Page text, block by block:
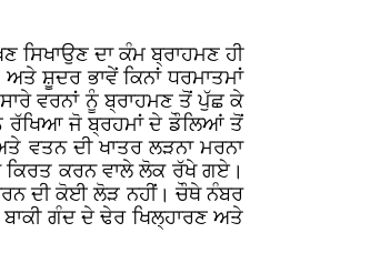
ਦਾ ਕੰਮ ਬ੍ਰਾਹਮਣ ਹੀ
ਸ਼ੂਦਰ ਭਾਵੇਂ ਕਿਨਾਂ ਧਰਮਾਤਮਾਂ
ਸਾਰੇ ਵਰਨਾਂ ਨੂੰ ਬ੍ਰਾਹਮਣ ਤੋਂ ਪੁੱਛ ਕੇ
ਰੱਖਿਆ ਜੋ ਬ੍ਰਹਮਾਂ ਦੇ ਡੌਲਿਆਂ ਤੋਂ
ਵਤਨ ਦੀ ਖਾਤਰ ਲੜਨਾ ਮਰਨਾ
ਕਰਨ ਵਾਲੇ ਲੋਕ ਰੱਖੇ ਗਏ।
ਦੀ ਕੋਈ ਲੋੜ ਨਹੀਂ। ਚੌਥੇ ਨੰਬਰ
ਗੰਦ ਦੇ ਢੇਰ ਖਿਲ੍ਹਾਰਣ ਅਤੇ